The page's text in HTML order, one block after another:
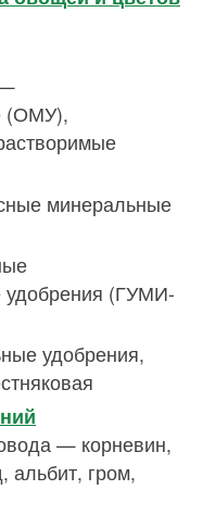
(ОМУ),
минеральные
удобрения (ГУМИ-
удобрения,
— корневин,
альбит, гром,